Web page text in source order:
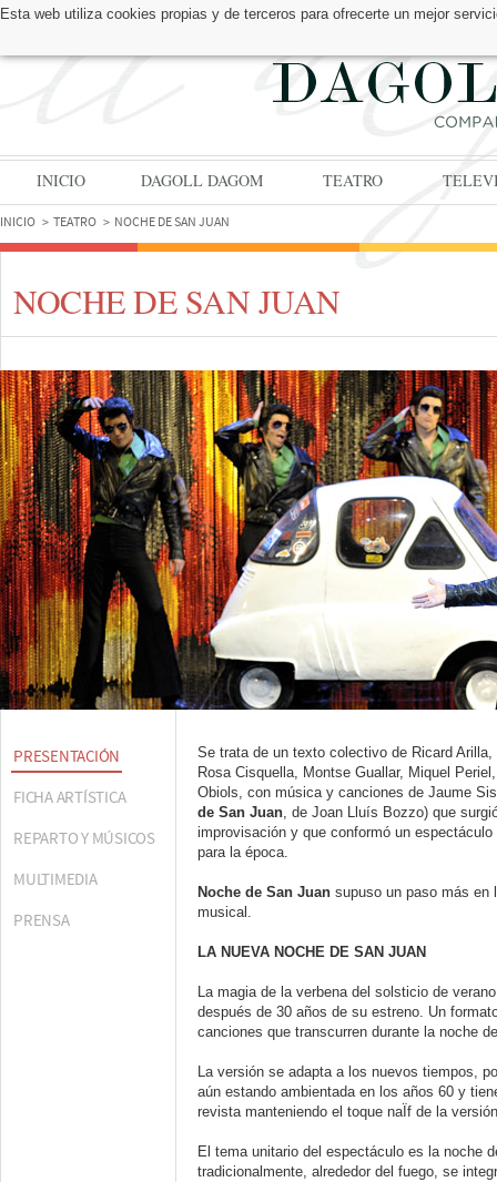
Esta web utiliza cookies propias y de terceros para ofrecerte un mejor
ENCUÉNTRANOS EN:
INICIO DAGOLL DAGOM TEATRO
INICIO TEATRO NOCHE DE SAN JUAN
NOCHE DE SAN JUAN
PRESENTACIÓN
FICHA ARTÍSTICA
REPARTO Y MÚSICOS
MULTIMEDIA
PRENSA
Se trata de un texto colectivo de Ricard
Rosa Cisquella, Montse Guallar, Miquel
Obiols, con música y canciones de Jaume
de San Juan, de Joan Lluís Bozzo) que
improvisación y que conformó un
para la época.
Noche de San Juan supuso un paso más en
musical.
LA NUEVA NOCHE DE SAN JUAN
La magia de la verbena del solsticio de
después de 30 años de su estreno. Un
canciones que transcurren durante la noche
La versión se adapta a los nuevos tiempos,
aún estando ambientada en los años 60 y
revista manteniendo el toque naÏf de la
El tema unitario del espectáculo es la noche
tradicionalmente, alrededor del fuego, se